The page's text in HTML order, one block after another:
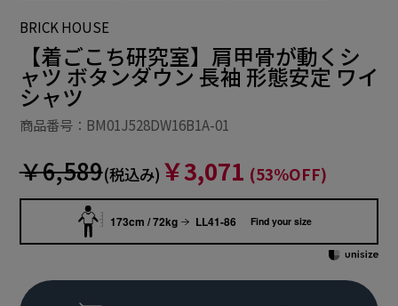
BRICK HOUSE
【着ごこち研究室】肩甲骨が動くシ
ャツ ボタンダウン 長袖 形態安定 ワイ
シャツ
商品番号：BM01J528DW16B1A-01
￥6,589(税込み) ￥3,071 (53%OFF)
173cm / 72kg LL41-86 Find your size